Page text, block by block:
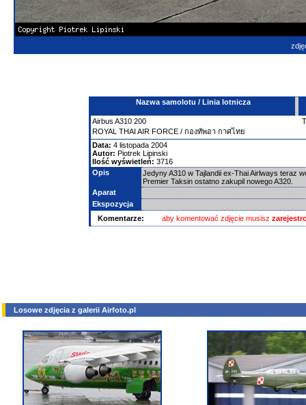
Nazwa samolotu / Linia lotnicza
Airbus A310 200
ROYAL THAI AIR FORCE / กองทัพอา กาศไทย
Data: 4 listopada 2004
Autor: Piotrek Lipinski
Ilość wyświetleń: 3716
Opis
Jedyny A310 w Tajlandii ex-Thai Airlways teraz
Premier Taksin ostatno zakupil nowego A320.
Aparat
Ekspozycja
Komentarze:
aby komentować zdjęcie musisz
Losowe zdjęcia z galerii Airfoto.pl